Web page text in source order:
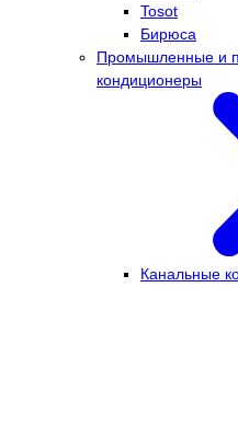
Tosot
Бирюса
Промышленные и
кондиционеры
Канальные